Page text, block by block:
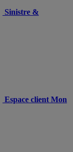
Sinistre &
Espace client Mon